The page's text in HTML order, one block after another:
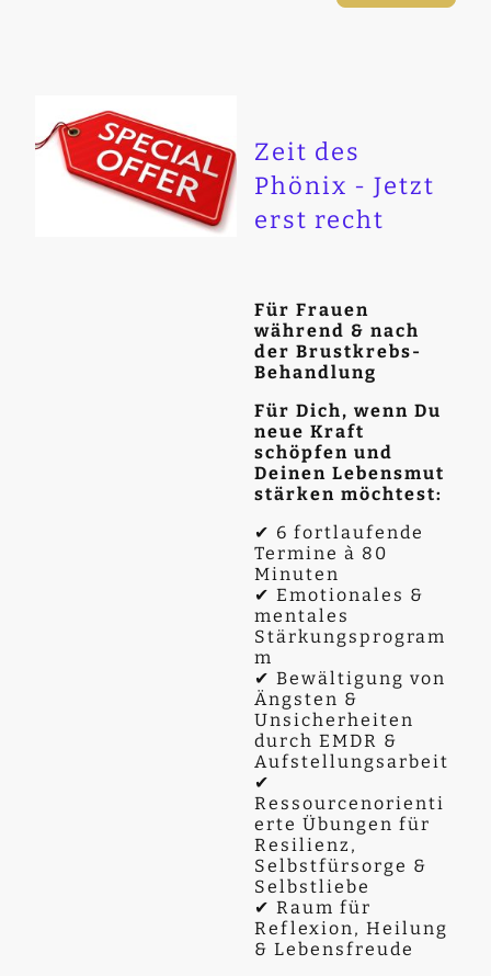
Zeit des
Phönix - Jetzt
erst recht
Für Frauen
während & nach
der Brustkrebs-
Behandlung
Für Dich, wenn Du
neue Kraft
schöpfen und
Deinen Lebensmut
stärken möchtest:
✔ 6 fortlaufende
Termine à 80
Minuten
✔ Emotionales &
mentales
Stärkungsprogram
m
✔ Bewältigung von
Ängsten &
Unsicherheiten
durch EMDR &
Aufstellungsarbeit
✔
Ressourcenorienti
erte Übungen für
Resilienz,
Selbstfürsorge &
Selbstliebe
✔ Raum für
Reflexion, Heilung
& Lebensfreude